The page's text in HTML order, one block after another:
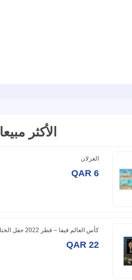
QAR 360
QAR 5٬760
الأكثر مبيعا
الغزلان
QAR 6
كأس العالم فيفا – قطر 2022 حفل الختام
QAR 22